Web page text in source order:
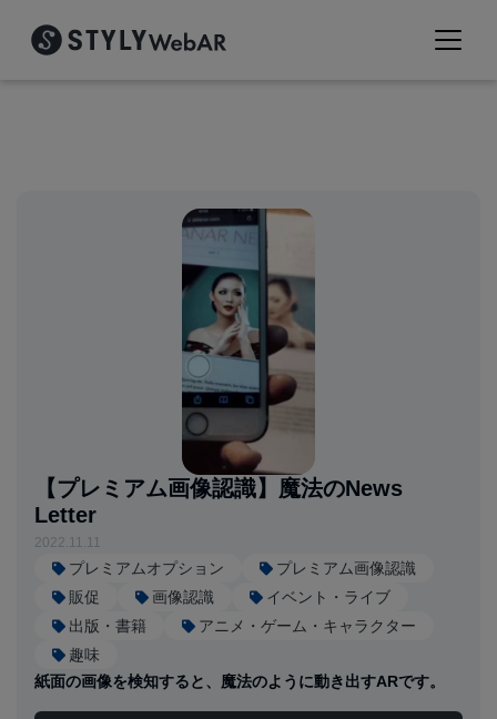
【プレミアム画像認識】魔法のNews
Letter
2022.11.11
プレミアムオプション
プレミアム画像認識
販促
画像認識
イベント・ライブ
出版・書籍
アニメ・ゲーム・キャラクター
趣味
紙面の画像を検知すると、魔法のように動き出すARです。